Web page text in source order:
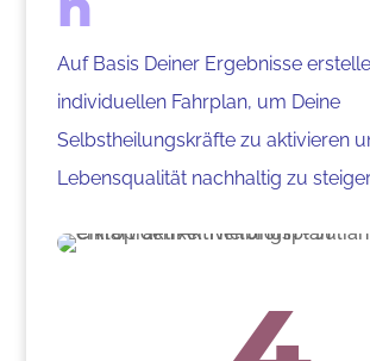
Auf Basis Deiner Ergebnisse
individuellen Fahrplan, um Deine
Selbstheilungskräfte zu aktivieren
Lebensqualität nachhaltig zu